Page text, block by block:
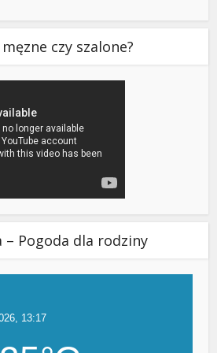
czy szalone?
– Pogoda dla rodziny